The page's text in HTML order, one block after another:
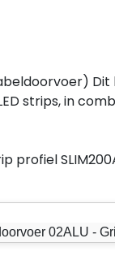
strips, in
profiel
02ALU -